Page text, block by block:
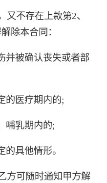
又不存在上款第2、
除本合同：
并被确认丧失或者部
的医疗期内的;
哺乳期内的;
具他情形。
方可随时通知甲方解